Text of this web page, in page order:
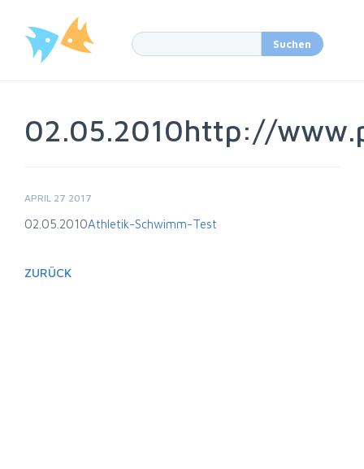
02.05.2010http://
APRIL 27 2017
02.05.2010Athletik-Schwimm-Test
ZURÜCK